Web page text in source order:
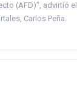
(AFD)”, advirtió
Carlos Peña.